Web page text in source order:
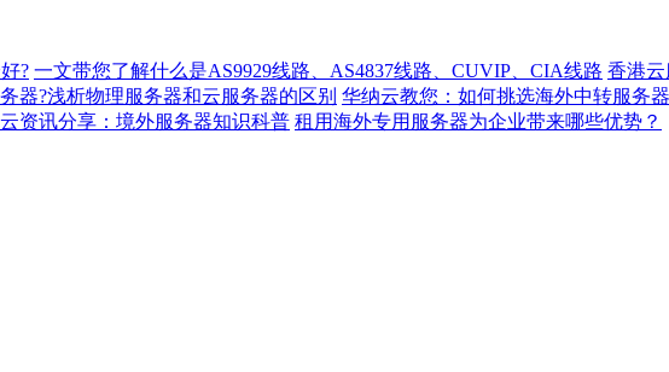
? 一文带您了解什么是AS9929线路、AS4837线路、CUVIP、CIA线路 香港云
器?浅析物理服务器和云服务器的区别 华纳云教您：如何挑选海外中转服务
资讯分享：境外服务器知识科普 租用海外专用服务器为企业带来哪些优势？